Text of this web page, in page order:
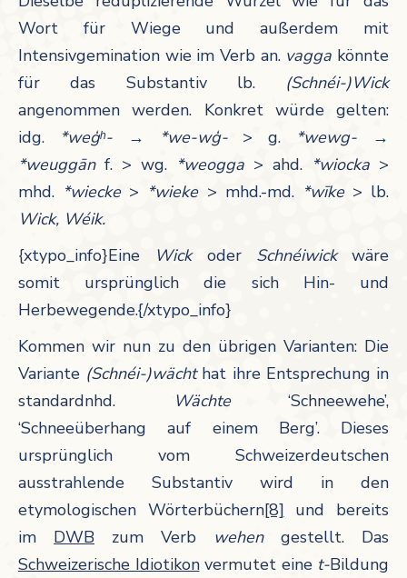
Wort für Wiege und außerdem mit
Intensivgemination wie im Verb an. vagga könnte
für das Substantiv lb. (Schnéi-)Wick
angenommen werden. Konkret würde gelten:
idg.
*weģʰ- → *we-wģ- > g. *wewg- →
*weuggān f. > wg. *weogga > ahd. *wiocka >
mhd. *wiecke > *wieke > mhd.-md. *wīke > lb.
Wick, Wéik.
{xtypo_info}Eine
Wick oderSchnéiwickwäre
somit ursprünglich die sich Hin- und
Herbewegende.{/xtypo_info}
Kommen wir nun zu den übrigen Varianten: Die
Variante (Schnéi-)wächt hat ihre Entsprechung in
standardnhd.
Wächte ‘Schneewehe’,
‘Schneeüberhang auf einem Berg’. Dieses
ursprünglich vom Schweizerdeutschen
ausstrahlende Substantiv wird in den
etymologischen Wörterbüchern[8] und bereits
im DWB zum Verb wehen gestellt. Das
Schweizerische Idiotikonvermutet eine t-Bildung